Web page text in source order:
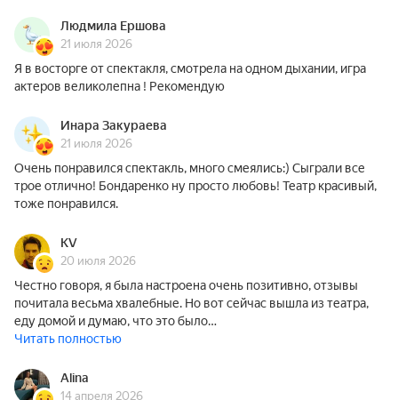
Людмила Ершова
21 июля 2026
Я в восторге от спектакля, смотрела на одном дыхании, игра
актеров великолепна ! Рекомендую
Инара Закураева
21 июля 2026
Очень понравился спектакль, много смеялись:) Сыграли все
трое отлично! Бондаренко ну просто любовь! Театр красивый,
тоже понравился.
KV
20 июля 2026
Честно говоря, я была настроена очень позитивно, отзывы
почитала весьма хвалебные. Но вот сейчас вышла из театра,
еду домой и думаю, что это было…
Читать полностью
Alina
14 апреля 2026